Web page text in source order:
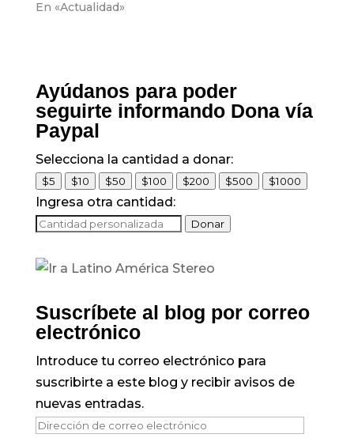
En «Actualidad»
Ayúdanos para poder
seguirte informando Dona vía
Paypal
Selecciona la cantidad a donar:
$5 $10 $50 $100 $200 $500 $1000
Ingresa otra cantidad:
Donar
Suscríbete al blog por correo
electrónico
Introduce tu correo electrónico para
suscribirte a este blog y recibir avisos de
nuevas entradas.
Dirección